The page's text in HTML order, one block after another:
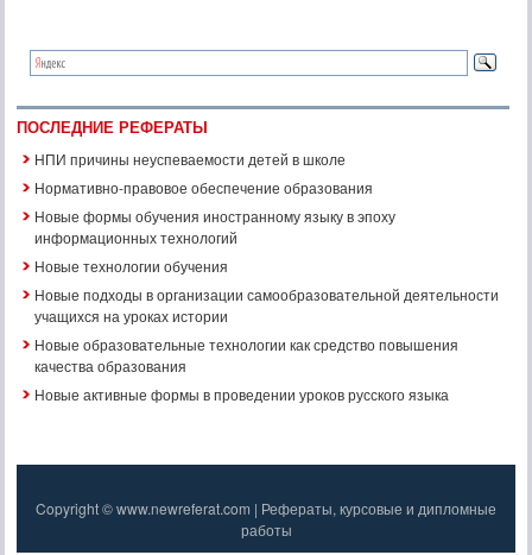
ПОСЛЕДНИЕ РЕФЕРАТЫ
НПИ причины неуспеваемости детей в школе
Нормативно-правовое обеспечение образования
Новые формы обучения иностранному языку в эпоху
информационных технологий
Новые технологии обучения
Новые подходы в организации самообразовательной деятельности
учащихся на уроках истории
Новые образовательные технологии как средство повышения
качества образования
Новые активные формы в проведении уроков русского языка
Copyright © www.newreferat.com | Рефераты, курсовые и дипломные
работы